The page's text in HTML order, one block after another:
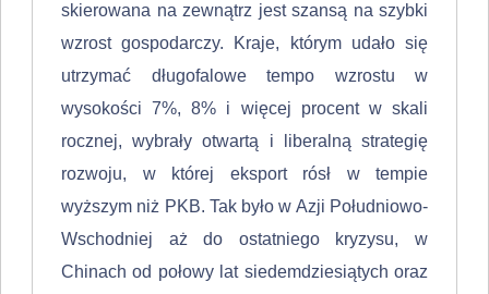
skierowana na zewnątrz jest szansą na szybki
wzrost gospodarczy. Kraje, którym udało się
utrzymać długofalowe tempo wzrostu w
wysokości 7%, 8% i więcej procent w skali
rocznej, wybrały otwartą i liberalną strategię
rozwoju, w której eksport rósł w tempie
wyższym niż PKB. Tak było w Azji Południowo-
Wschodniej aż do ostatniego kryzysu, w
Chinach od połowy lat siedemdziesiątych oraz